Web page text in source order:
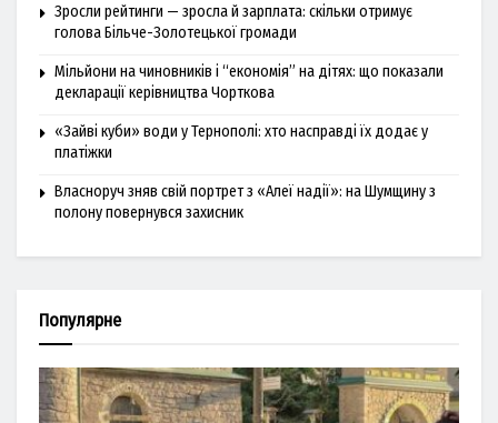
Зросли рейтинги — зросла й зарплата: скільки отримує
голова Більче-Золотецької громади
Мільйони на чиновників і “економія” на дітях: що показали
декларації керівництва Чорткова
«Зайві куби» води у Тернополі: хто насправді їх додає у
платіжки
Власноруч зняв свій портрет з «Алеї надії»: на Шумщину з
полону повернувся захисник
Популярне